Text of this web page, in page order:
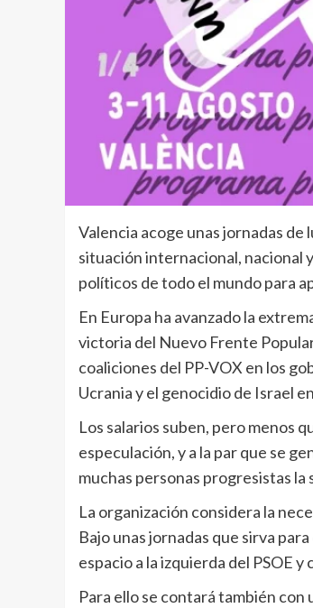
Valencia acoge unas jornadas
situación internacional, nacional
políticos de todo el mundo para
En Europa ha avanzado la
victoria del Nuevo Frente
coaliciones del PP-VOX en los
Ucrania y el genocidio de Israel
Los salarios suben, pero menos
especulación, y a la par que se
muchas personas progresistas
La organización considera la
Bajo unas jornadas que sirva
espacio a la izquierda del PSOE
Para ello se contará también